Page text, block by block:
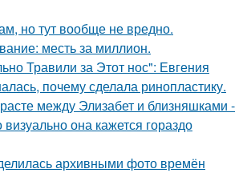
но тут вообще не вредно.
месть за миллион.
Травили за Этот нос": Евгения
почему сделала ринопластику.
между Элизабет и близняшками -
визуально она кажется гораздо
архивными фото времён